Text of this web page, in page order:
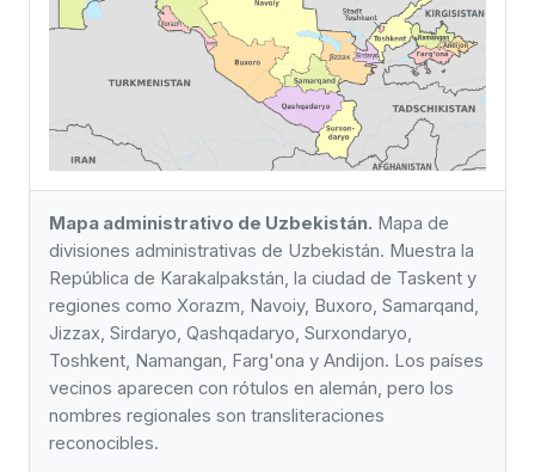
Mapa administrativo de Uzbekistán. Mapa de
divisiones administrativas de Uzbekistán. Muestra la
República de Karakalpakstán, la ciudad de Taskent y
regiones como Xorazm, Navoiy, Buxoro, Samarqand,
Jizzax, Sirdaryo, Qashqadaryo, Surxondaryo,
Toshkent, Namangan, Farg'ona y Andijon. Los países
vecinos aparecen con rótulos en alemán, pero los
nombres regionales son transliteraciones
reconocibles.